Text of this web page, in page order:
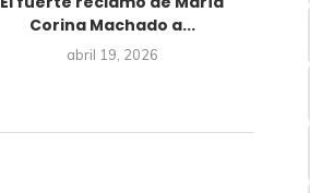
Corina Machado a...
abril 19, 2026